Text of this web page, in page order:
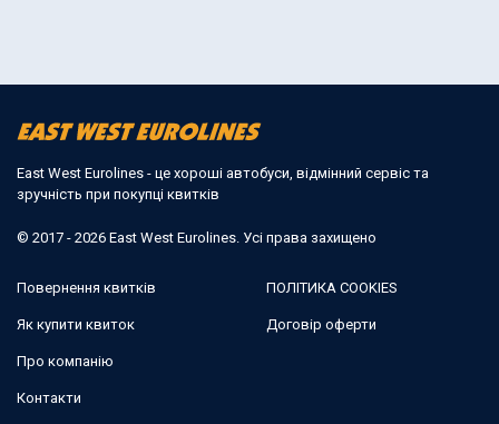
East West Eurolines - це хороші автобуси, відмінний сервіс та
зручність при покупці квитків
© 2017 - 2026 East West Eurolines. Усі права захищено
Повернення квитків
Як купити квиток
Про компанію
Контакти
ПОЛІТИКА COOKIES
Договір оферти